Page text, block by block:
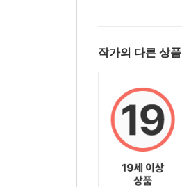
작가의 다른 상품